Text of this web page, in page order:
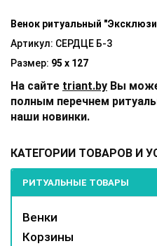
Венок ритуальный
Артикул: СЕРДЦЕ Б-3
Размер: 95 х 127
На сайте triant.by Вы
полным перечнем
наши новинки.
КАТЕГОРИИ ТОВАРОВ И
РИТУАЛЬНЫЕ ТОВАРЫ
Венки
Корзины